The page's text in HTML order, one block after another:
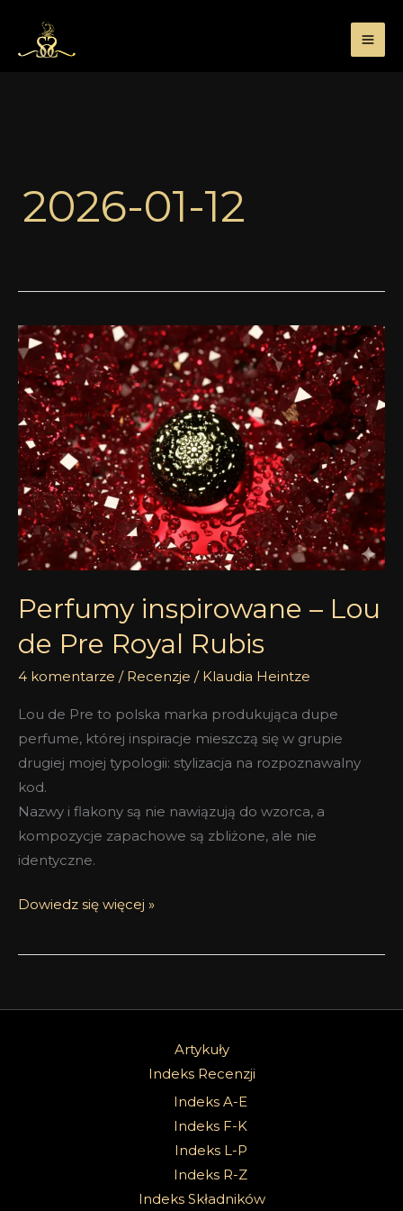
treści
2026-01-12
Perfumy inspirowane – Lou
de Pre Royal Rubis
4 komentarze / Recenzje / Klaudia Heintze
Lou de Pre to polska marka produkująca dupe
perfume, której inspiracje mieszczą się w grupie
drugiej mojej typologii: stylizacja na rozpoznawalny
kod.
Nazwy i flakony są nie nawiązują do wzorca, a
kompozycje zapachowe są zbliżone, ale nie
identyczne.
Perfumy
inspirowane
–
Lou
de
Pre
Royal
Rubis
Dowiedz się więcej »
Artykuły
Indeks Recenzji
Indeks A-E
Indeks F-K
Indeks L-P
Indeks R-Z
Indeks Składników